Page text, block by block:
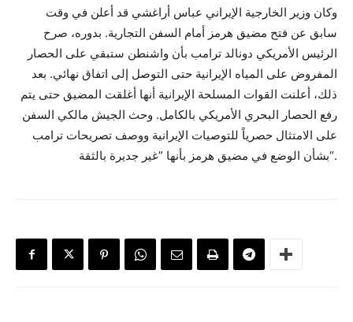
وكان وزير الخارجية الإيراني عباس أراغشي قد أعلن في وقت
سابق عن فتح مضيق هرمز أمام السفن التجارية. بدوره، صرح
الرئيس الأمريكي دونالد ترامب بأن واشنطن ستبقي على الحصار
المفروض على المياه الإيرانية حتى التوصل إلى اتفاق نهائي. بعد
ذلك، أعلنت القوات المسلحة الإيرانية أنها أغلقت المضيق حتى يتم
رفع الحصار البحري الأمريكي بالكامل. وحث الجيش مالكي السفن
على الامتثال حصرياً للتوصيات الإيرانية ووصف تصريحات ترامب
بشأن الوضع في مضيق هرمز بأنها ”غير جديرة بالثقة“.